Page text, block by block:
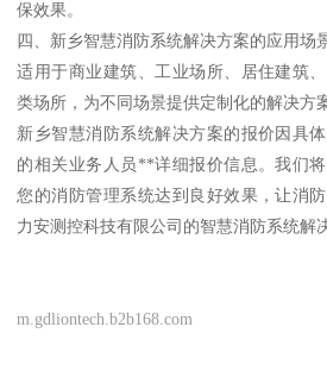
保效果。
四、新乡智慧消防系统解决方案的应用场
适用于商业建筑、工业场所、居住建筑
类场所，为不同场景提供定制化的解决方
新乡智慧消防系统解决方案的报价因具
的相关业务人员**详细报价信息。我们
您的消防管理系统达到良好效果，让消
力安测控科技有限公司的智慧消防系统解
m.gdliontech.b2b168.com